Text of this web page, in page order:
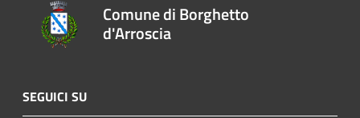
Comune di Borghetto
d'Arroscia
SEGUICI SU